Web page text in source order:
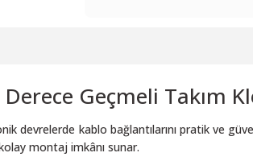
Geçmeli Takım
devrelerde kablo bağlantılarını pratik ve
montaj imkânı sunar.